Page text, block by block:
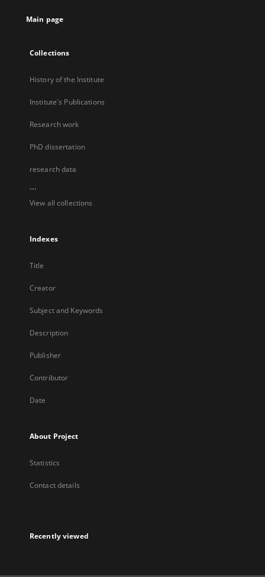
Main page
Collections
History of the Institute
Institute's Publications
Research work
PhD dissertation
research data
...
View all collections
Indexes
Title
Creator
Subject and Keywords
Description
Publisher
Contributor
Date
About Project
Statistics
Contact details
Recently viewed